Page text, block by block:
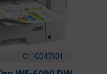
C11CD47301